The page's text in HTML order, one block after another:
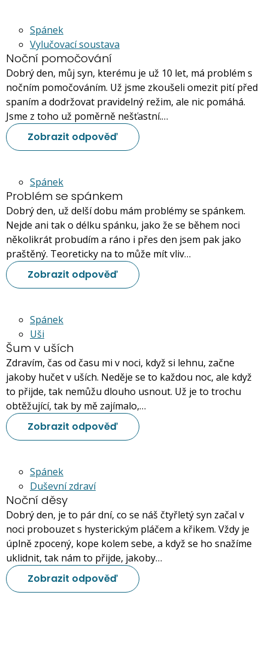
Spánek
Vylučovací soustava
Noční pomočování
Dobrý den, můj syn, kterému je už 10 let, má problém s
nočním pomočováním. Už jsme zkoušeli omezit pití před
spaním a dodržovat pravidelný režim, ale nic pomáhá.
Jsme z toho už poměrně nešťastní.…
Zobrazit odpověď
Spánek
Problém se spánkem
Dobrý den, už delší dobu mám problémy se spánkem.
Nejde ani tak o délku spánku, jako že se během noci
několikrát probudím a ráno i přes den jsem pak jako
praštěný. Teoreticky na to může mít vliv…
Zobrazit odpověď
Spánek
Uši
Šum v uších
Zdravím, čas od času mi v noci, když si lehnu, začne
jakoby hučet v uších. Neděje se to každou noc, ale když
to přijde, tak nemůžu dlouho usnout. Už je to trochu
obtěžující, tak by mě zajímalo,…
Zobrazit odpověď
Spánek
Duševní zdraví
Noční děsy
Dobrý den, je to pár dní, co se náš čtyřletý syn začal v
noci probouzet s hysterickým pláčem a křikem. Vždy je
úplně zpocený, kope kolem sebe, a když se ho snažíme
uklidnit, tak nám to přijde, jakoby…
Zobrazit odpověď